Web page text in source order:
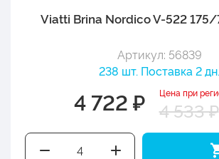
Viatti Brina Nordico V-522 175/
Артикул: 56839
238 шт. Поставка 2 дн.
4 722 ₽ Цена при
4 533 ₽